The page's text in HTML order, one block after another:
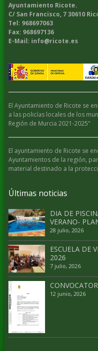
Ayuntamiento Ricote.
C/ San Francisco, 7 30610
Tel: 968697063
Fax: 968697136
E-Mail: info@ricote.es
El Ayuntamiento de Ricote se
a las policías locales de los
Región de Murcia 2021-2025”
El ayuntamiento de Ricote se
Ayuntamientos de la región,
material destinado a la
Últimas noticias
DIA DE
VERANO-
28 julio, 2026
ESCUELA DE
2026
7 julio, 2026
12 junio, 2026